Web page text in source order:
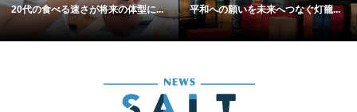
20代の食べる速さが将来の体型に... 平和への願いを未来へつなぐ灯籠...